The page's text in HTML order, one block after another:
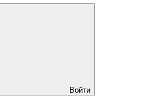
Войти